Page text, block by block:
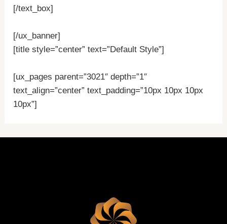
[/text_box]
[/ux_banner]
[title style=”center” text=”Default Style”]
[ux_pages parent=”3021″ depth=”1″
text_align=”center” text_padding=”10px 10px 10px
10px”]